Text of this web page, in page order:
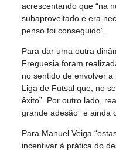
acrescentando que “na
subaproveitado e era
penso foi conseguido”.
Para dar uma outra
Freguesia foram
no sentido de envolver
Liga de Futsal que, no
êxito”. Por outro lado,
grande adesão” e ainda
Para Manuel Veiga
incentivar à prática do